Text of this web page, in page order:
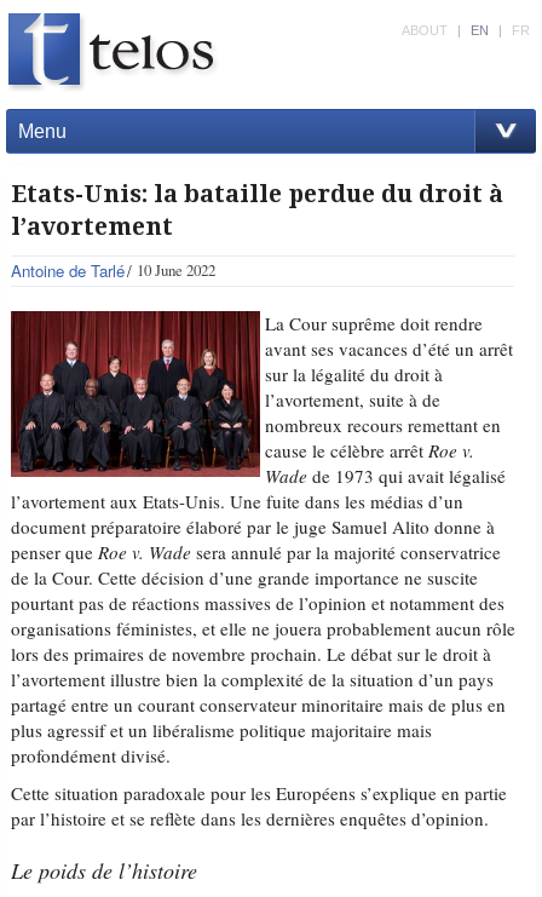
Menu
ABOUT | EN | FR
Etats-Unis: la bataille perdue du droit à
l’avortement
Antoine de Tarlé 10 June 2022
La Cour suprême doit rendre
avant ses vacances d’été un arrêt
sur la légalité du droit à
l’avortement, suite à de
nombreux recours remettant en
cause le célèbre arrêtRoe v.
Wade de 1973 qui avait légalisé
l’avortement aux Etats-Unis. Une fuite dans les médias d’un
document préparatoire élaboré par le juge Samuel Alito donne à
penser queRoe v. Wade sera annulé par la majorité conservatrice
de la Cour. Cette décision d’une grande importance ne suscite
pourtant pas de réactions massives de l’opinion et notamment des
organisations féministes, et elle ne jouera probablement aucun rôle
lors des primaires de novembre prochain. Le débat sur le droit à
l’avortement illustre bien la complexité de la situation d’un pays
partagé entre un courant conservateur minoritaire mais de plus en
plus agressif et un libéralisme politique majoritaire mais
profondément divisé.
Cette situation paradoxale pour les Européens s’explique en partie
par l’histoire et se reflète dans les dernières enquêtes d’opinion.
Le poids de l’histoire